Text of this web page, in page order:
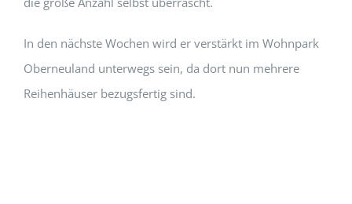
In den nächste Wochen wird er verstärkt im Wohnpark
Oberneuland unterwegs sein, da dort nun mehrere
Reihenhäuser bezugsfertig sind.